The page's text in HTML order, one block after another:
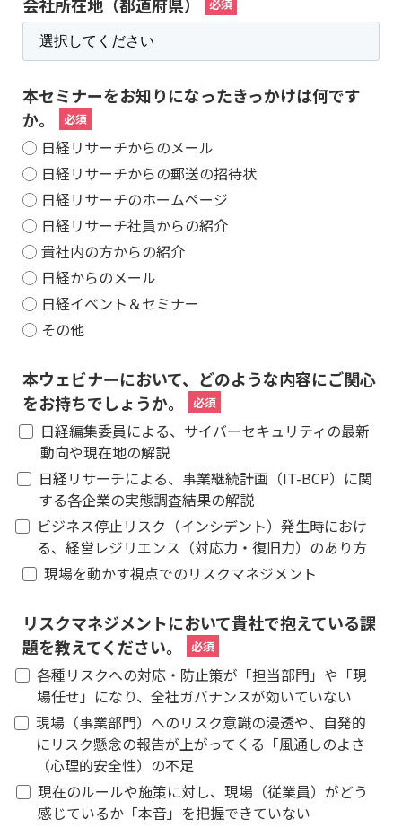
本セミナーをお知りになったきっかけは何です
か。
日経リサーチからのメール
日経リサーチからの郵送の招待状
日経リサーチのホームページ
日経リサーチ社員からの紹介
貴社内の方からの紹介
日経からのメール
日経イベント＆セミナー
その他
本ウェビナーにおいて、どのような内容にご関心
をお持ちでしょうか。
日経編集委員による、サイバーセキュリティの最新
動向や現在地の解説
日経リサーチによる、事業継続計画（IT-BCP）に関
する各企業の実態調査結果の解説
ビジネス停止リスク（インシデント）発生時におけ
る、経営レジリエンス（対応力・復旧力）のあり方
現場を動かす視点でのリスクマネジメント
リスクマネジメントにおいて貴社で抱えている課
題を教えてください。
各種リスクへの対応・防止策が「担当部門」や「現
場任せ」になり、全社ガバナンスが効いていない
現場（事業部門）へのリスク意識の浸透や、自発的
にリスク懸念の報告が上がってくる「風通しのよさ
（心理的安全性）の不足
現在のルールや施策に対し、現場（従業員）がどう
感じているか「本音」を把握できていない